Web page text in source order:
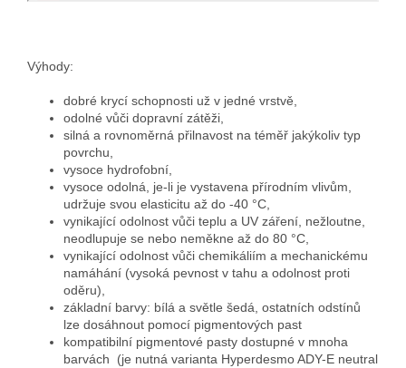
Výhody:
dobré krycí schopnosti už v jedné vrstvě,
odolné vůči dopravní zátěži,
silná a rovnoměrná přilnavost na téměř jakýkoliv typ
povrchu,
vysoce hydrofobní,
vysoce odolná, je-li je vystavena přírodním vlivům,
udržuje svou elasticitu až do -40 °C,
vynikající odolnost vůči teplu a UV záření, nežloutne,
neodlupuje se nebo neměkne až do 80 °C,
vynikající odolnost vůči chemikáliím a mechanickému
namáhání (vysoká pevnost v tahu a odolnost proti
oděru),
základní barvy: bílá a světle šedá, ostatních odstínů
lze dosáhnout pomocí pigmentových past
kompatibilní pigmentové pasty dostupné v mnoha
barvách (je nutná varianta Hyperdesmo ADY-E neutral